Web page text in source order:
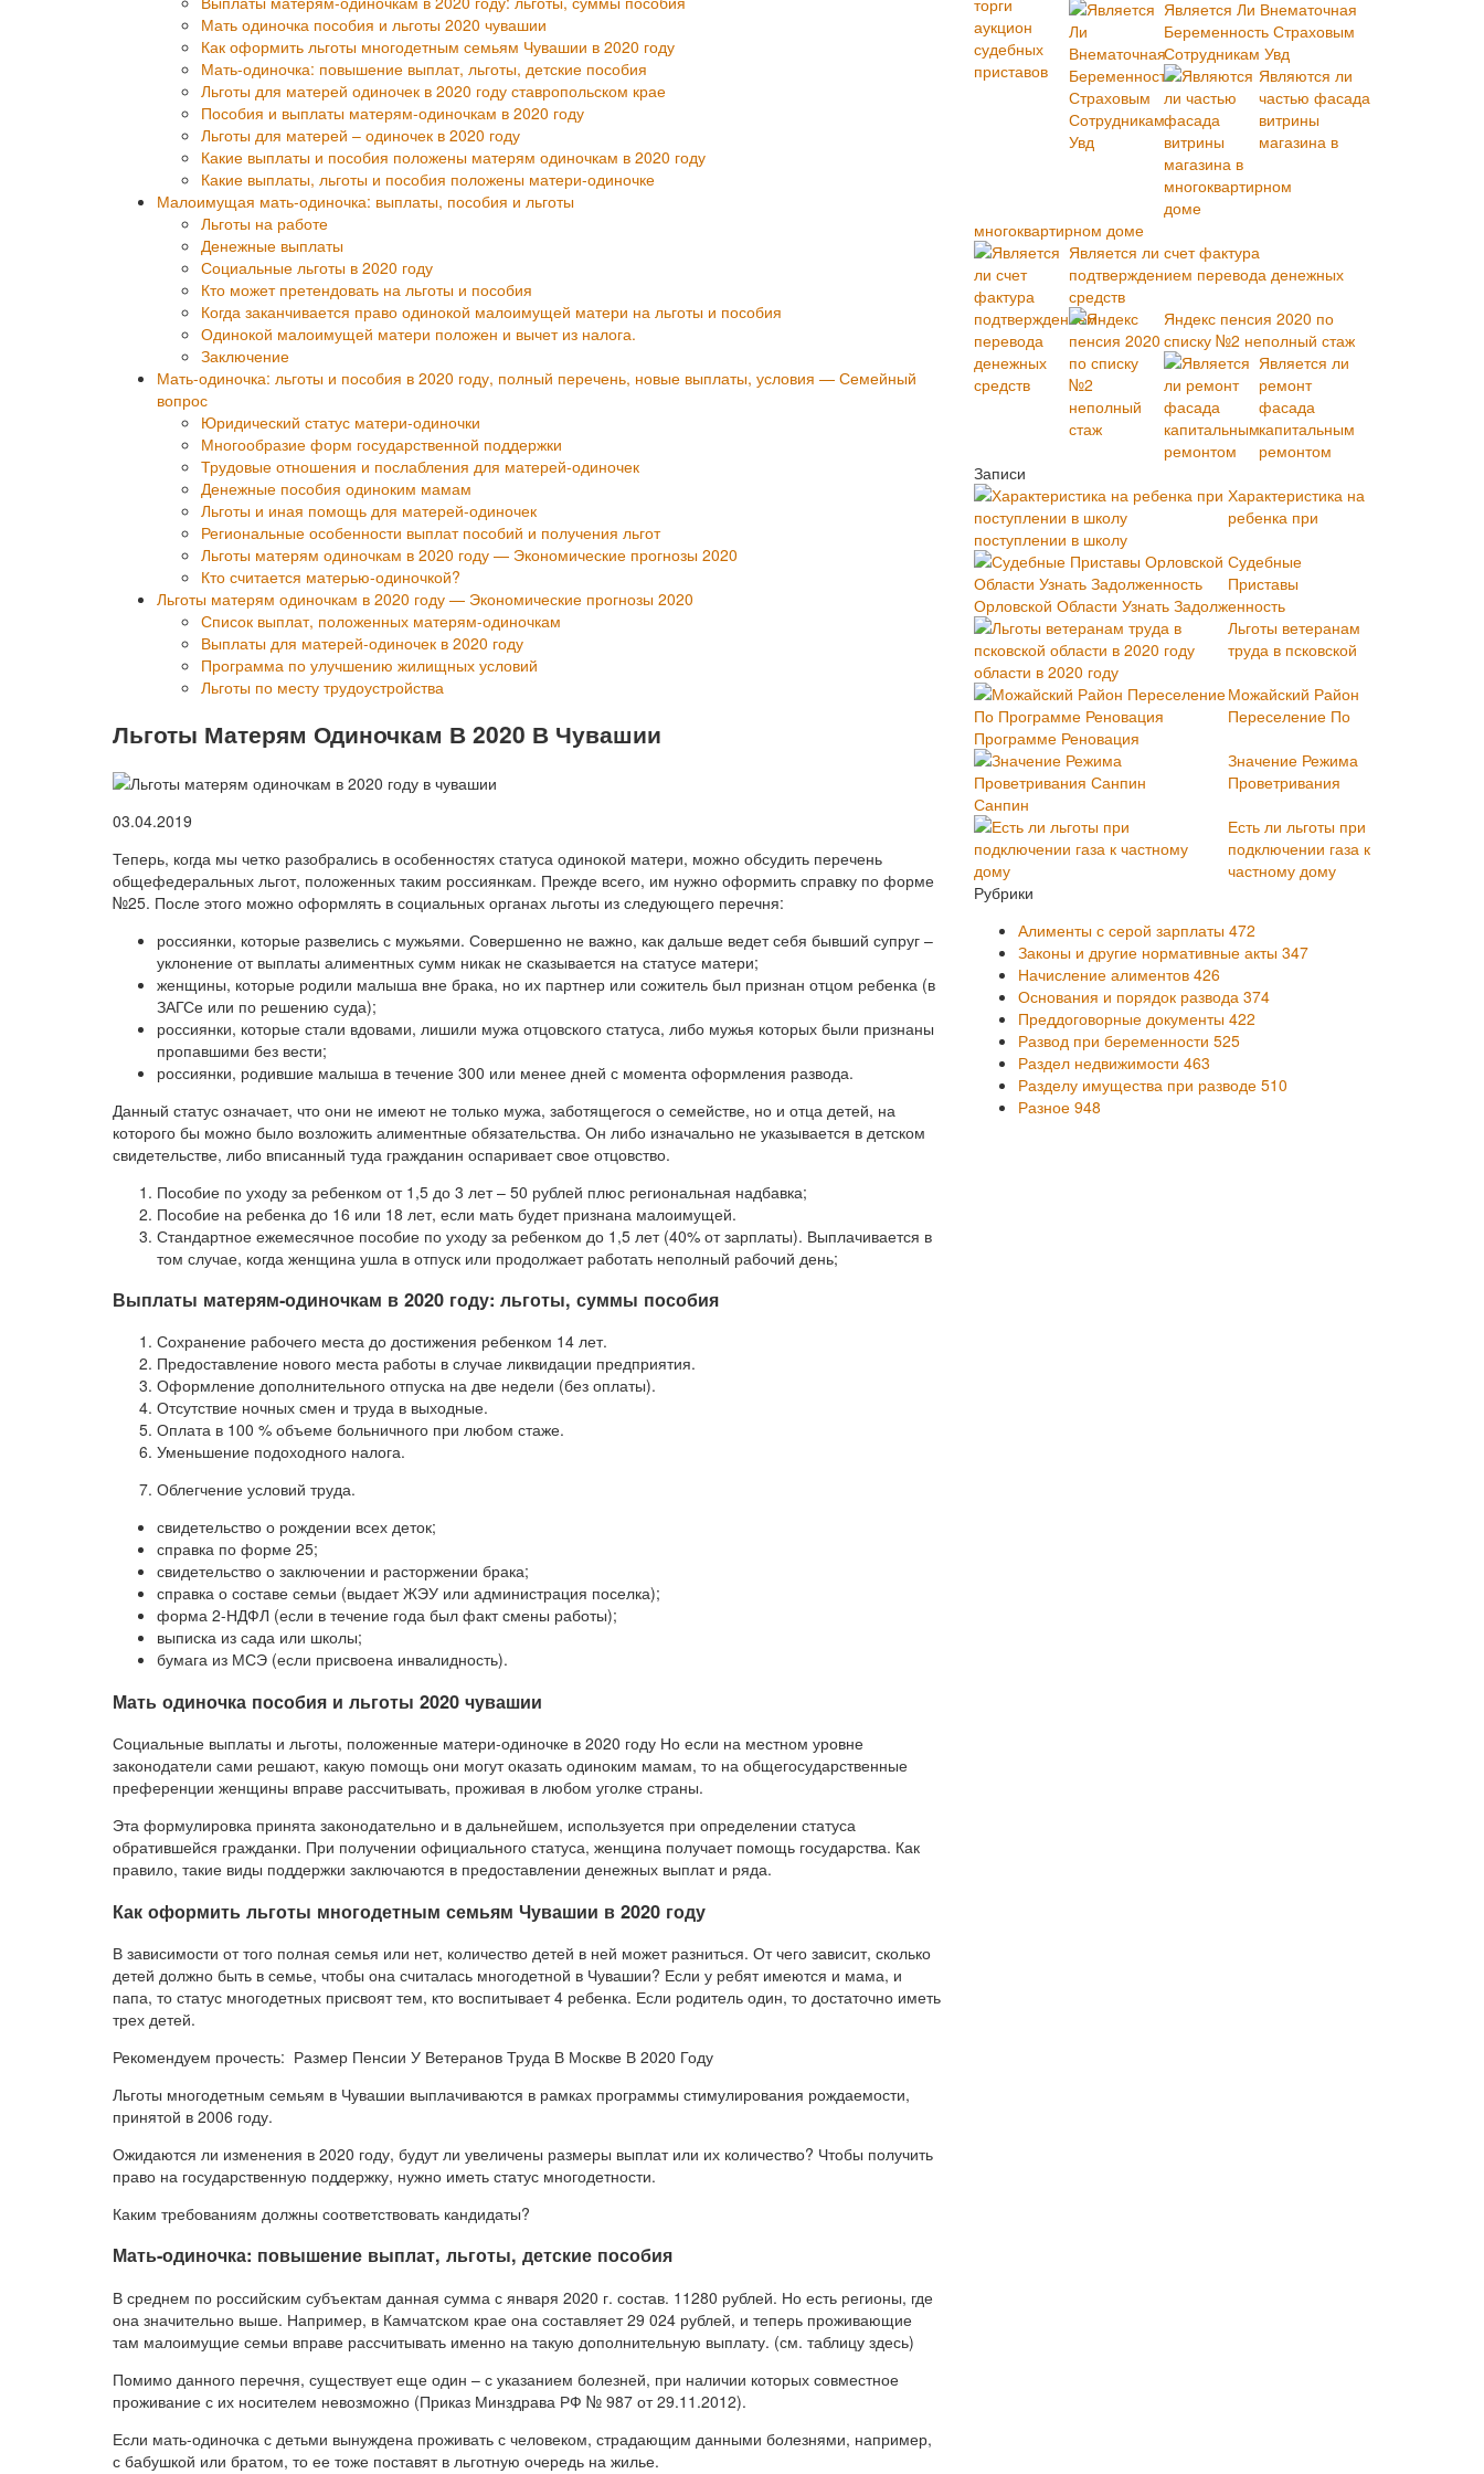
Мать одиночка пособия и льготы 2020 чувашии
Как оформить льготы многодетным семьям Чувашии в 2020 году
Мать-одиночка: повышение выплат, льготы, детские пособия
Льготы для матерей одиночек в 2020 году ставропольском крае
Пособия и выплаты матерям-одиночкам в 2020 году
Льготы для матерей – одиночек в 2020 году
Какие выплаты и пособия положены матерям одиночкам в 2020 году
Какие выплаты, льготы и пособия положены матери-одиночке
Малоимущая мать-одиночка: выплаты, пособия и льготы
Льготы на работе
Денежные выплаты
Социальные льготы в 2020 году
Кто может претендовать на льготы и пособия
Когда заканчивается право одинокой малоимущей матери на льготы и пособия
Одинокой малоимущей матери положен и вычет из налога.
Заключение
Мать-одиночка: льготы и пособия в 2020 году, полный перечень, новые выплаты, условия — Семейный
вопрос
Юридический статус матери-одиночки
Многообразие форм государственной поддержки
Трудовые отношения и послабления для матерей-одиночек
Денежные пособия одиноким мамам
Льготы и иная помощь для матерей-одиночек
Региональные особенности выплат пособий и получения льгот
Льготы матерям одиночкам в 2020 году — Экономические прогнозы 2020
Кто считается матерью-одиночкой?
Льготы матерям одиночкам в 2020 году — Экономические прогнозы 2020
Список выплат, положенных матерям-одиночкам
Выплаты для матерей-одиночек в 2020 году
Программа по улучшению жилищных условий
Льготы по месту трудоустройства
Льготы Матерям Одиночкам В 2020 В Чувашии
03.04.2019
Теперь, когда мы четко разобрались в особенностях статуса одинокой матери, можно обсудить перечень
общефедеральных льгот, положенных таким россиянкам. Прежде всего, им нужно оформить справку по форме
№25. После этого можно оформлять в социальных органах льготы из следующего перечня:
россиянки, которые развелись с мужьями. Совершенно не важно, как дальше ведет себя бывший супруг –
уклонение от выплаты алиментных сумм никак не сказывается на статусе матери;
женщины, которые родили малыша вне брака, но их партнер или сожитель был признан отцом ребенка (в
ЗАГСе или по решению суда);
россиянки, которые стали вдовами, лишили мужа отцовского статуса, либо мужья которых были признаны
пропавшими без вести;
россиянки, родившие малыша в течение 300 или менее дней с момента оформления развода.
Данный статус означает, что они не имеют не только мужа, заботящегося о семействе, но и отца детей, на
которого бы можно было возложить алиментные обязательства. Он либо изначально не указывается в детском
свидетельстве, либо вписанный туда гражданин оспаривает свое отцовство.
Пособие по уходу за ребенком от 1,5 до 3 лет – 50 рублей плюс региональная надбавка;
Пособие на ребенка до 16 или 18 лет, если мать будет признана малоимущей.
Стандартное ежемесячное пособие по уходу за ребенком до 1,5 лет (40% от зарплаты). Выплачивается в
том случае, когда женщина ушла в отпуск или продолжает работать неполный рабочий день;
Выплаты матерям-одиночкам в 2020 году: льготы, суммы пособия
Сохранение рабочего места до достижения ребенком 14 лет.
Предоставление нового места работы в случае ликвидации предприятия.
Оформление дополнительного отпуска на две недели (без оплаты).
Отсутствие ночных смен и труда в выходные.
Оплата в 100 % объеме больничного при любом стаже.
Уменьшение подоходного налога.
Облегчение условий труда.
свидетельство о рождении всех деток;
справка по форме 25;
свидетельство о заключении и расторжении брака;
справка о составе семьи (выдает ЖЭУ или администрация поселка);
форма 2-НДФЛ (если в течение года был факт смены работы);
выписка из сада или школы;
бумага из МСЭ (если присвоена инвалидность).
Мать одиночка пособия и льготы 2020 чувашии
Социальные выплаты и льготы, положенные матери-одиночке в 2020 году Но если на местном уровне
законодатели сами решают, какую помощь они могут оказать одиноким мамам, то на общегосударственные
преференции женщины вправе рассчитывать, проживая в любом уголке страны.
Эта формулировка принята законодательно и в дальнейшем, используется при определении статуса
обратившейся гражданки. При получении официального статуса, женщина получает помощь государства. Как
правило, такие виды поддержки заключаются в предоставлении денежных выплат и ряда.
Как оформить льготы многодетным семьям Чувашии в 2020 году
В зависимости от того полная семья или нет, количество детей в ней может разниться. От чего зависит, сколько
детей должно быть в семье, чтобы она считалась многодетной в Чувашии? Если у ребят имеются и мама, и
папа, то статус многодетных присвоят тем, кто воспитывает 4 ребенка. Если родитель один, то достаточно иметь
трех детей.
Рекомендуем прочесть: Размер Пенсии У Ветеранов Труда В Москве В 2020 Году
Льготы многодетным семьям в Чувашии выплачиваются в рамках программы стимулирования рождаемости,
принятой в 2006 году.
Ожидаются ли изменения в 2020 году, будут ли увеличены размеры выплат или их количество? Чтобы получить
право на государственную поддержку, нужно иметь статус многодетности.
Каким требованиям должны соответствовать кандидаты?
Мать-одиночка: повышение выплат, льготы, детские пособия
В среднем по российским субъектам данная сумма с января 2020 г. состав. 11280 рублей. Но есть регионы, где
она значительно выше. Например, в Камчатском крае она составляет 29 024 рублей, и теперь проживающие
там малоимущие семьи вправе рассчитывать именно на такую дополнительную выплату. (см. таблицу здесь)
Помимо данного перечня, существует еще один – с указанием болезней, при наличии которых совместное
проживание с их носителем невозможно (Приказ Минздрава РФ № 987 от 29.11.2012).
Если мать-одиночка с детьми вынуждена проживать с человеком, страдающим данными болезнями, например,
с бабушкой или братом, то ее тоже поставят в льготную очередь на жилье.
Является Ли Внематочная
Беременность Страховым
Сотрудникам Увд
Являются ли
частью фасада
витрины
магазина в
многоквартирном доме
Является ли счет фактура
подтверждением перевода денежных
средств
Яндекс пенсия 2020 по
списку №2 неполный стаж
Является ли
ремонт
фасада
капитальным
ремонтом
Записи
Характеристика на
ребенка при
поступлении в школу
Судебные
Приставы
Орловской Области Узнать Задолженность
Льготы ветеранам
труда в псковской
области в 2020 году
Можайский Район
Переселение По
Программе Реновация
Значение Режима
Проветривания
Санпин
Есть ли льготы при
подключении газа к
частному дому
Рубрики
Алименты с серой зарплаты 472
Законы и другие нормативные акты 347
Начисление алиментов 426
Основания и порядок развода 374
Преддоговорные документы 422
Развод при беременности 525
Раздел недвижимости 463
Разделу имущества при разводе 510
Разное 948